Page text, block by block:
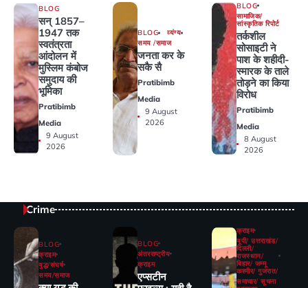
BLOG
सन् 1857–
1947 तक
स्वतंत्रता
आंदोलन में
मुस्लिम कंबोज
समुदाय की
भूमिका
Pratibimb
Media
9 August
2026
BLOG
व्यंग्य
समय /समाज
जनता कर के
सकै सै
Pratibimb
Media
9 August
2026
BLOG
सामाजिक/
सांस्कृतिक रिपोर्ट
तर्कशील
सोसाइटी ने
पाश के शहीदी-
स्मारक के ताले
तोड़ने का किया
विरोध
Pratibimb
Media
8 August
2026
Crime
BLOG
क्राइम
युद्ध/संघर्ष
समय/समाज
BLOG
अंतरराष्ट्रीय
क्राइम
एप्सटीन
क्राइम
यूपी/ उत्तराखंड/
दिल्ली/
राजस्थान/
बिहार/ जम्मू
कश्मीर/ गुजरात/
समाचार/ सूचना